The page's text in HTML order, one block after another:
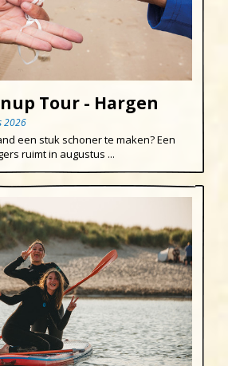
Tour - Hargen
2026
een stuk schoner te maken? Een
ruimt in augustus ...